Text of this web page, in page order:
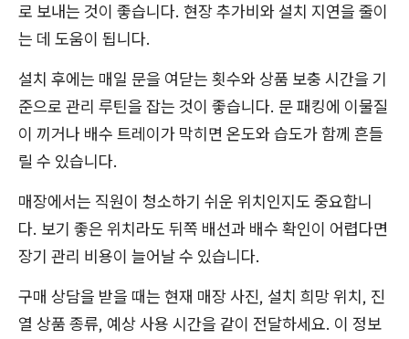
로 보내는 것이 좋습니다. 현장 추가비와 설치 지연을 줄이
는 데 도움이 됩니다.
설치 후에는 매일 문을 여닫는 횟수와 상품 보충 시간을 기
준으로 관리 루틴을 잡는 것이 좋습니다. 문 패킹에 이물질
이 끼거나 배수 트레이가 막히면 온도와 습도가 함께 흔들
릴 수 있습니다.
매장에서는 직원이 청소하기 쉬운 위치인지도 중요합니
다. 보기 좋은 위치라도 뒤쪽 배선과 배수 확인이 어렵다면
장기 관리 비용이 늘어날 수 있습니다.
구매 상담을 받을 때는 현재 매장 사진, 설치 희망 위치, 진
열 상품 종류, 예상 사용 시간을 같이 전달하세요. 이 정보